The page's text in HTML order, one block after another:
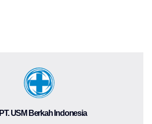
PT. USM Berkah Indonesia